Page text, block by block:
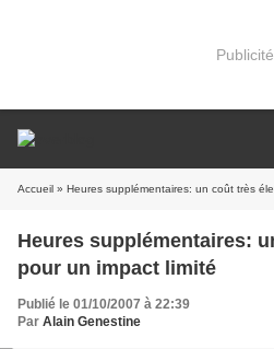
Publicité
Accueil » Heures supplémentaires: un coût très
Heures supplémentaires:
pour un impact limité
Publié le 01/10/2007 à 22:39
Par Alain Genestine